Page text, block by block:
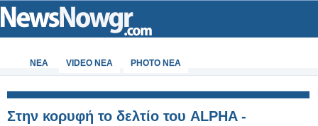
ΝΕΑ VIDEO NEA PHOTO NEA
Στην κορυφή το δελτίο του ALPHA -